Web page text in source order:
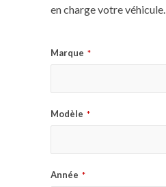
en charge votre véhicule.
Marque *
Modèle *
Année *